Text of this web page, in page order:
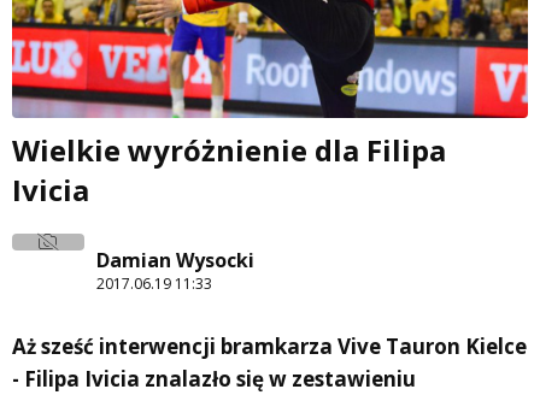
Wielkie wyróżnienie dla Filipa
Ivicia
Damian Wysocki
2017.06.19 11:33
Aż sześć interwencji bramkarza Vive Tauron Kielce
- Filipa Ivicia znalazło się w zestawieniu